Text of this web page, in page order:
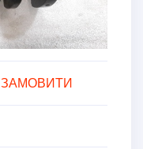
ЗАМОВИТИ